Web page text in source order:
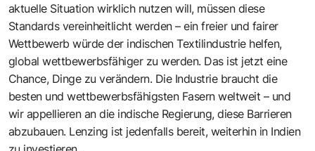
aktuelle Situation wirklich nutzen will, müssen diese
Standards vereinheitlicht werden – ein freier und fairer
Wettbewerb würde der indischen Textilindustrie helfen,
global wettbewerbsfähiger zu werden. Das ist jetzt eine
Chance, Dinge zu verändern. Die Industrie braucht die
besten und wettbewerbsfähigsten Fasern weltweit – und
wir appellieren an die indische Regierung, diese Barrieren
abzubauen. Lenzing ist jedenfalls bereit, weiterhin in Indien